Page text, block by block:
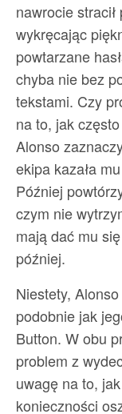
nawrocie
wykręcając
powtarzane
chyba nie bez
tekstami. Czy
na to, jak
Alonso
ekipa kazała
Później
czym nie
mają dać mu
później.
Niestety,
podobnie jak
Button. W obu
problem z
uwagę na to,
konieczności